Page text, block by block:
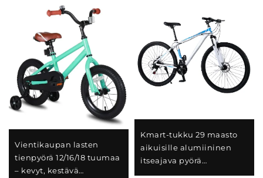
Vientikaupan lasten
tienpyörä 12/16/18 tuumaa
– kevyt, kestävä
Kmart-tukku 29 maasto
aikuisille alumiininen
itseajava pyörä